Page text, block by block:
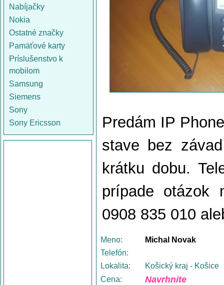
Nabíjačky
Nokia
Ostatné značky
Pamäťové karty
Príslušenstvo k
mobilom
Samsung
Siemens
Sony
Sony Ericsson
Predám IP
stave bez
krátku dobu.
prípade otázok
0908 835 010
Meno:
Michal Novak
Telefón:
Lokalita:
Košický kraj - Košice
Cena:
Navrhnite